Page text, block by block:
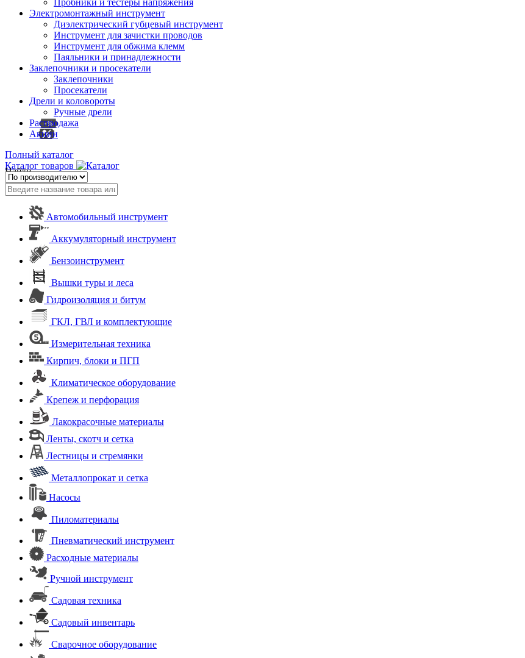
Пробники и тестеры напряжения
Электромонтажный инструмент
Диэлектрический губцевый инструмент
Инструмент для зачистки проводов
Инструмент для обжима клемм
Паяльники и принадлежности
Заклепочники и просекатели
Заклепочники
Просекатели
Дрели и коловороты
Ручные дрели
Распродажа
Акции
Полный каталог
Каталог товаров
Найти
Автомобильный инструмент
Аккумуляторный инструмент
Бензоинструмент
Вышки туры и леса
Гидроизоляция и битум
ГКЛ, ГВЛ и комплектующие
Измерительная техника
Кирпич, блоки и ПГП
Климатическое оборудование
Крепеж и перфорация
Лакокрасочные материалы
Ленты, скотч и сетка
Лестницы и стремянки
Металлопрокат и сетка
Насосы
Пиломатериалы
Пневматический инструмент
Расходные материалы
Ручной инструмент
Садовая техника
Садовый инвентарь
Сварочное оборудование